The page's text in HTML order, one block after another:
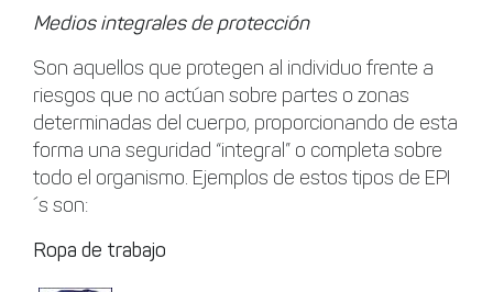
Medios integrales de protección
Son aquellos que protegen al individuo frente a
riesgos que no actúan sobre partes o zonas
determinadas del cuerpo, proporcionando de esta
forma una seguridad “integral” o completa sobre
todo el organismo. Ejemplos de estos tipos de EPI
´s son:
Ropa de trabajo